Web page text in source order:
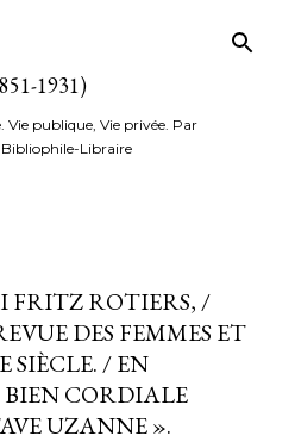
1931)
publique, Vie privée. Par
Libraire
FRITZ ROTIERS, /
DES FEMMES ET
SIÈCLE. / EN
CORDIALE
UZANNE ».